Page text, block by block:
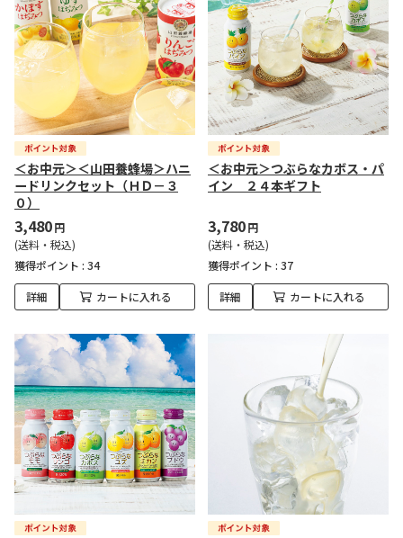
＜お中元＞＜山田養蜂場＞ハニ
ードリンクセット（ＨＤ－３
０）
3,480円
(送料・税込)
獲得ポイント : 34
詳細 カートに入れる
＜お中元＞つぶらなカボス・パ
イン ２４本ギフト
3,780円
(送料・税込)
獲得ポイント : 37
詳細 カートに入れる